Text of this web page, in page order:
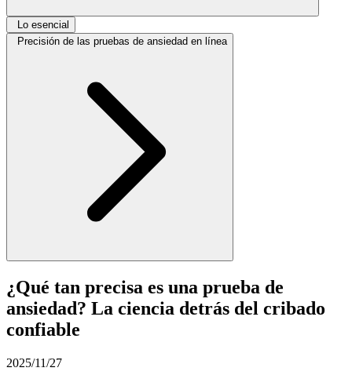
Lo esencial
Precisión de las pruebas de ansiedad en línea
¿Qué tan precisa es una prueba de
ansiedad? La ciencia detrás del cribado
confiable
2025/11/27